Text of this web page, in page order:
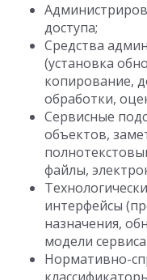
доступа;
Средства
(установка
копирование,
обработки,
Сервисные
объектов,
файлы,
интерфейсы
назначения,
модели
Нормативно-